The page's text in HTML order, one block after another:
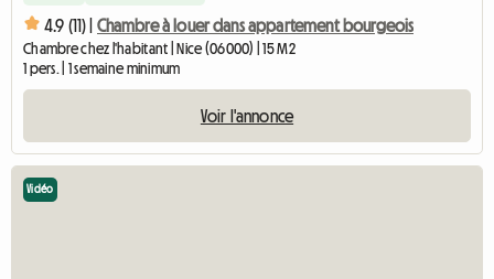
4.9 (11) | Chambre à louer dans appartement bourgeois
Chambre chez l'habitant | Nice (06000) | 15 M2
1 pers. | 1 semaine minimum
Voir l'annonce
Vidéo